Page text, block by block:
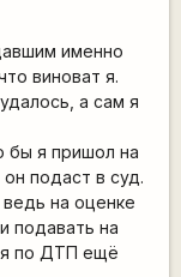
именно
виноват я.
а сам я
бы я пришол на
подаст в суд.
на оценке
подавать на
по ДТП ещё